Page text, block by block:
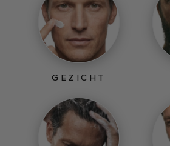
GEZICHT